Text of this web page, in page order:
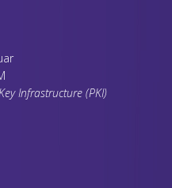
Infrastructure (PKI)